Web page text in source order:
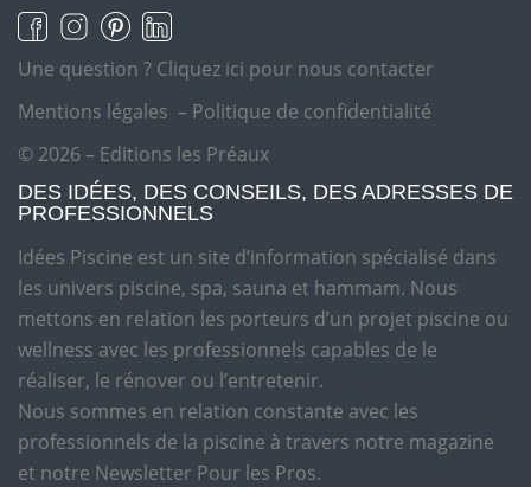
Une question ? Cliquez ici pour nous contacter
Mentions légales – Politique de confidentialité
© 2026 – Editions les Préaux
DES IDÉES, DES CONSEILS, DES ADRESSES DE
PROFESSIONNELS
Idées Piscine est un site d’information spécialisé dans
les univers piscine, spa, sauna et hammam. Nous
mettons en relation les porteurs d’un projet piscine ou
wellness avec les professionnels capables de le
réaliser, le rénover ou l’entretenir.
Nous sommes en relation constante avec les
professionnels de la piscine à travers notre magazine
et notre Newsletter Pour les Pros.